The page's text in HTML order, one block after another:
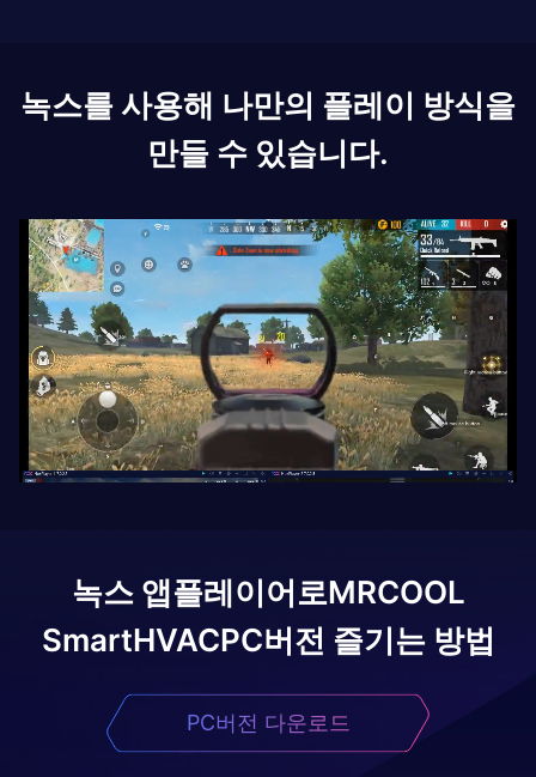
녹스를 사용해 나만의 플레이 방식을
만들 수 있습니다.
녹스 앱플레이어로MRCOOL
SmartHVACPC버전 즐기는 방법
PC버전 다운로드